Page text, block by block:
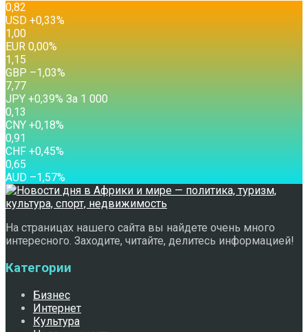
0,82
USD +0,33%
1,00
EUR 0,00%
1,15
GBP –1,03%
7,77
JPY +0,39% За 1 000
0,13
CNY +0,18%
0,91
CHF +0,45%
0,65
AUD –1,57%
На страницах нашего сайта вы найдете очень много
интересного. Заходите, читайте, делитесь информацией!
Категории
Бизнес
Интернет
Культура